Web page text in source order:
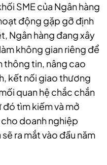
SME của Ngân hàng
động gặp gỡ định
Ngân hàng đang xây
không gian riêng để
thông tin, nâng cao
kết nối giao thương
quan hệ chắc chắn
tìm kiếm và mở
doanh nghiệp
ra mắt vào đầu năm